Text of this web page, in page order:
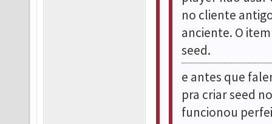
no cliente
anciente. O
seed.
e antes que
pra criar seed
funcionou